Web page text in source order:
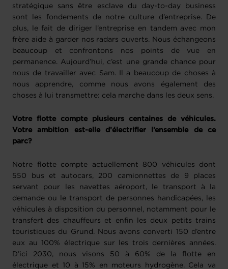
stratégique sans être esclave du day-to-day business
sont les fondements de notre culture d’entreprise. De
plus, le fait de diriger l’entreprise en tandem avec mon
frère aide à garder nos radars ouverts. Nous échangeons
beaucoup et confrontons nos points de vue en
permanence. Aujourd’hui, c’est une grande chance pour
nous de travailler avec Sam. Il a beaucoup de choses à
nous apprendre, comme nous avons également des
choses à lui transmettre: cela marche dans les deux sens.
Votre flotte compte plusieurs centaines de véhicules.
Votre ambition est-elle d’électrifier l’ensemble de ce
parc?
Notre flotte compte actuellement 800 véhicules dont
550 bus et autocars, 200 camionnettes de 9 places
servant pour les navettes aéroport, le transport à la
demande ou le transport de personnes handicapées, les
véhicules à disposition du personnel, notamment pour le
transfert des chauffeurs et enfin les deux petits trains
touristiques du Grund. Nous avons converti 150 d’entre
eux au 100% électrique sur les trois dernières années.
D’ici 2030, nous visons 50 à 60% de la flotte en
électrique et 10 à 15% en moteurs hydrogène. Cela va